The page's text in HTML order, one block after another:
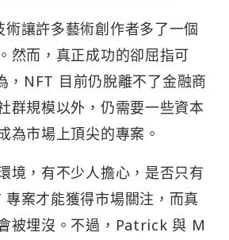
讓許多藝術創作者多了一個
然而，真正成功的卻屈指可
NFT 目前仍脫離不了金融商
群規模以外，仍需要一些資本
為市場上頂尖的專案。
境，有不少人擔心，是否只有
案才能獲得市場關注，而真
被埋沒。不過，Patrick 與 M